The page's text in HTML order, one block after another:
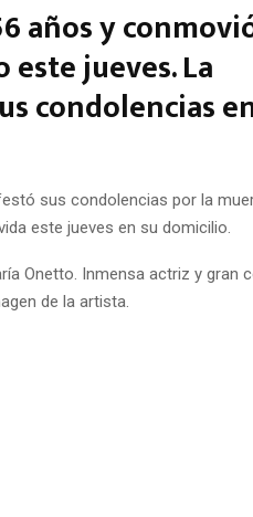
años y
jueves. La
condolencias
sus condolencias por la
este jueves en su domicilio.
Onetto. Inmensa actriz y gran
de la artista.